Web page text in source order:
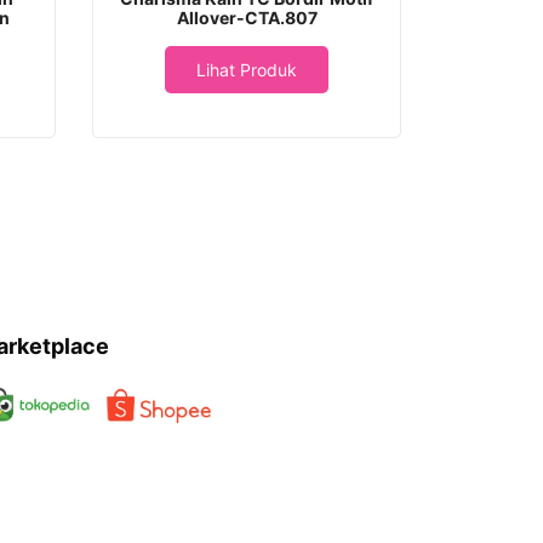
Allover-CTA.807
Lihat Produk